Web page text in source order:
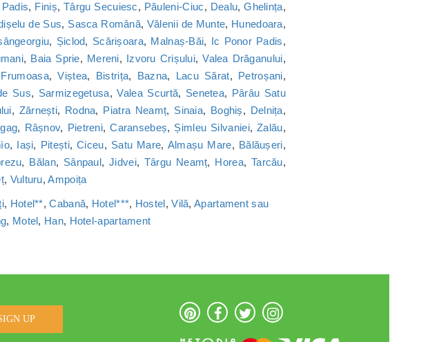
Padis, Finiș,Târgu Secuiesc, Păuleni-Ciuc, Dealu,Ghelința,
de Sus, Sasca Română, Vălenii de Munte, Hunedoara,
, Șiclod, Scărișoara, Malnaș-Băi, Ic Ponor Padis,
, Baia Sprie, Mereni, Izvoru Crișului,Valea Drăganului,
Frumoasa,Viștea, Bistrița, Bazna, Lacu Sărat, Petroșani,
Sus, Sarmizegetusa,Valea Scurtă, Senetea, Pârâu Satu
, Zărnești, Rodna, Piatra Neamț, Sinaia, Boghiș, Delnița,
, Râșnov, Pietreni,Caransebeș, Șimleu Silvaniei,Zalău,
, Iași, Pitești,Ciceu, Satu Mare, Almașu Mare, Bălăușeri,
, Bălan, Sânpaul, Jidvei, Târgu Neamț, Horea, Tarcău,
, Vulturu,Ampoița
, Hotel**,Cabană, Hotel***, Hostel,Vilă,Apartament sau
, Motel, Han, Hotel-apartament
UP